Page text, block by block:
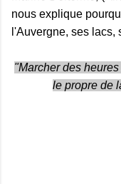
nous explique
l'Auvergne, ses lacs,
"Marcher des
le propre de